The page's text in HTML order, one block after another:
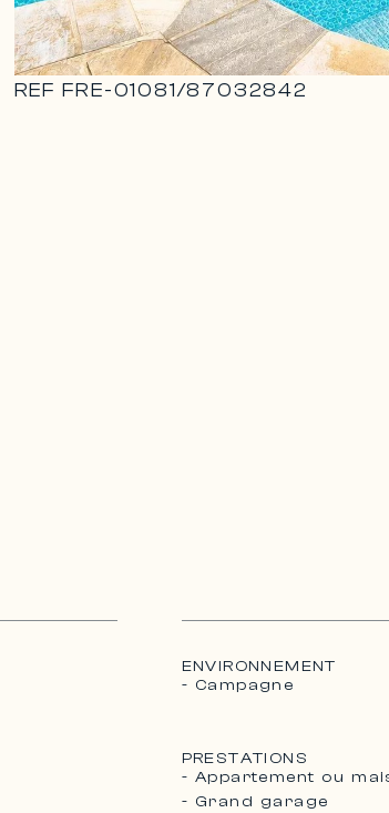
REFFRE-01081/87032842
ENVIRONNEMENT
- Campagne
PRESTATIONS
- Appartement ou
- Grand garage